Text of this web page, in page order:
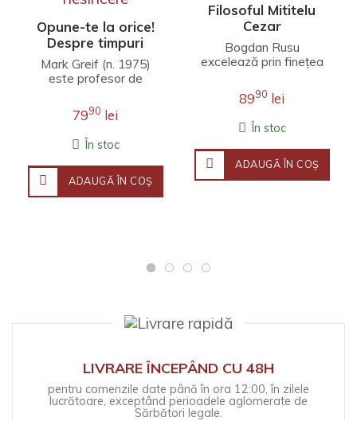
Opune-te la orice!
Despre timpuri
nesincere
Mark Greif (n. 1975)
este profesor de
Universitatea Stanford.
Fineţea observaţ..
7990 lei
În stoc
ADAUGĂ ÎN COŞ
Filosoful Mititelu
Cezar
Bogdan Rusu
excelează prin finețea
îmbină erudiția
filosofică, investigația j..
8990 lei
În stoc
ADAUGĂ ÎN COŞ
LIVRARE ÎNCEPÂND CU 48H
pentru comenzile date până în ora 12:00, în zilele
lucrătoare, exceptând perioadele aglomerate de
Sărbători legale.